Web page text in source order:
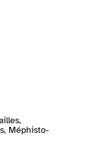
Méphisto-